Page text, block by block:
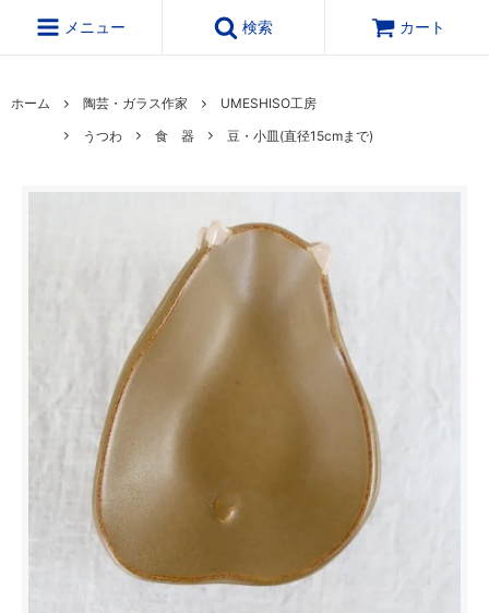
メニュー 検索 カート
ホーム 陶芸・ガラス作家
UMESHISO工房
うつわ
食 器 豆・小皿(直径15cmまで)